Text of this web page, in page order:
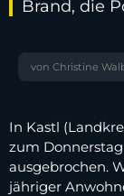
Brand, die
von Christine
In Kastl
zum
ausgebrochen.
jähriger